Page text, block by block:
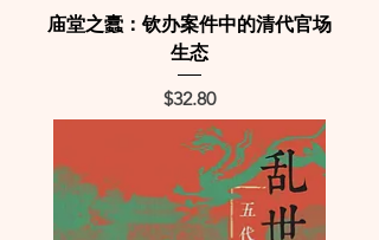
庙堂之蠹：钦办案件中的清代官场
生态
Price
$32.80